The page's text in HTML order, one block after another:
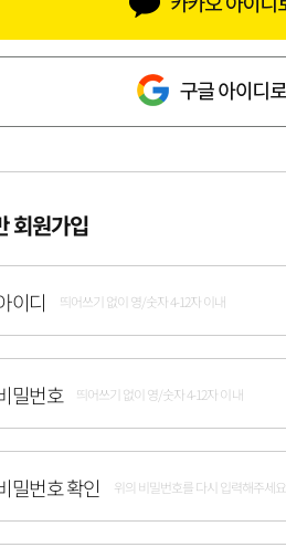
회원가입
이디 띄어쓰기 없이 영/숫자 4-12자 이내
밀번호 띄어쓰기 없이 영/숫자 4-12자 이내
밀번호 확인 위의 비밀번호를 다시 입력해주세요.